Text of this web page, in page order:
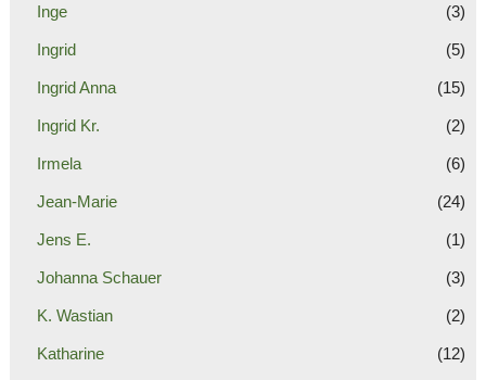
Inge (3)
Ingrid (5)
Ingrid Anna (15)
Ingrid Kr. (2)
Irmela (6)
Jean-Marie (24)
Jens E. (1)
Johanna Schauer (3)
K. Wastian (2)
Katharine (12)